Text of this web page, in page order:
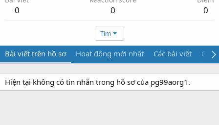
0 0 0
Tìm
Bài viết trên hồ sơ Hoạt động mới nhất Các bài viết Giới
Hiện tại không có tin nhắn trong hồ sơ của pg99aorg1.